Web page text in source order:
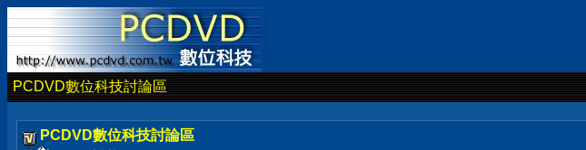
PCDVD數位科技討論區
PCDVD數位科技討論區